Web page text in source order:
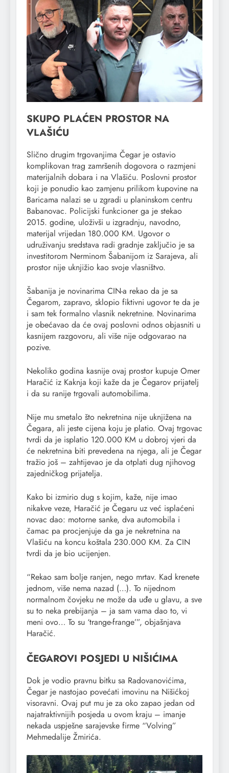
SKUPO PLAĆEN PROSTOR NA
VLAŠIĆU
Slično drugim trgovanjima Čegar je ostavio
komplikovan trag zamršenih dogovora o razmjeni
materijalnih dobara i na Vlašiću. Poslovni prostor
koji je ponudio kao zamjenu prilikom kupovine na
Baricama nalazi se u zgradi u planinskom centru
Babanovac. Policijski funkcioner ga je stekao
2015. godine, uloživši u izgradnju, navodno,
materijal vrijedan 180.000 KM. Ugovor o
udruživanju sredstava radi gradnje zaključio je sa
investitorom Nerminom Šabanijom iz Sarajeva, ali
prostor nije uknjižio kao svoje vlasništvo.
Šabanija je novinarima CIN-a rekao da je sa
Čegarom, zapravo, sklopio fiktivni ugovor te da je
i sam tek formalno vlasnik nekretnine. Novinarima
je obećavao da će ovaj poslovni odnos objasniti u
kasnijem razgovoru, ali više nije odgovarao na
pozive.
Nekoliko godina kasnije ovaj prostor kupuje Omer
Haračić iz Kaknja koji kaže da je Čegarov prijatelj
i da su ranije trgovali automobilima.
Nije mu smetalo što nekretnina nije uknjižena na
Čegara, ali jeste cijena koju je platio. Ovaj trgovac
tvrdi da je isplatio 120.000 KM u dobroj vjeri da
će nekretnina biti prevedena na njega, ali je Čegar
tražio još – zahtijevao je da otplati dug njihovog
zajedničkog prijatelja.
Kako bi izmirio dug s kojim, kaže, nije imao
nikakve veze, Haračić je Čegaru uz već isplaćeni
novac dao: motorne sanke, dva automobila i
čamac pa procjenjuje da ga je nekretnina na
Vlašiću na koncu koštala 230.000 KM. Za CIN
tvrdi da je bio ucijenjen.
“Rekao sam bolje ranjen, nego mrtav. Kad krenete
jednom, više nema nazad (…). To nijednom
normalnom čovjeku ne može da uđe u glavu, a sve
su to neka prebijanja – ja sam vama dao to, vi
meni ovo… To su ‘trange-frange’”, objašnjava
Haračić.
ČEGAROVI POSJEDI U NIŠIĆIMA
Dok je vodio pravnu bitku sa Radovanovićima,
Čegar je nastojao povećati imovinu na Nišićkoj
visoravni. Ovaj put mu je za oko zapao jedan od
najatraktivnijih posjeda u ovom kraju – imanje
nekada uspješne sarajevske firme “Volving”
Mehmedalije Žmirića.